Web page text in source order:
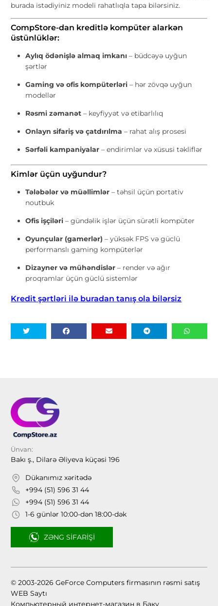
burada istədiyiniz modeli rahatlıqla tapa bilərsiniz.
CompStore-dan kreditlə kompüter alarkən
üstünlüklər:
Aylıq ödənişlə almaq imkanı – büdcəyə uyğun
şərtlər
Gaming və ofis kompüterləri – hər zövqə uyğun
modellər
Rəsmi zəmanət – keyfiyyət və etibarlılıq
Onlayn sifariş və çatdırılma – rahat alış prosesi
Sərfəli kampaniyalar – endirimlər və xüsusi təkliflər
Kimlər üçün uyğundur?
Tələbələr və müəllimlər – təhsil üçün portativ
noutbuk
Ofis işçiləri – gündəlik işlər üçün sürətli kompüter
Oyunçular (gamerlər) – yüksək FPS və güclü
performanslı gaming kompüterlər
Dizayner və mühəndislər – render və ağır
proqramlar üçün güclü sistemlər
Kredit şərtləri ilə buradan tanış ola bilərsiz
Ünvan:
Bakı ş., Dilarə Əliyeva küçəsi 196
Dükanımız xəritədə
+994 (51) 596 31 44
+994 (51) 596 31 44
1-6 günlər 10:00-dən 18:00-dək
ZƏNG SIFARIŞI
© 2003-2026 GeForce Computers firmasının rəsmi satış
WEB Saytı
Компьютерный интернет-магазин в Баку